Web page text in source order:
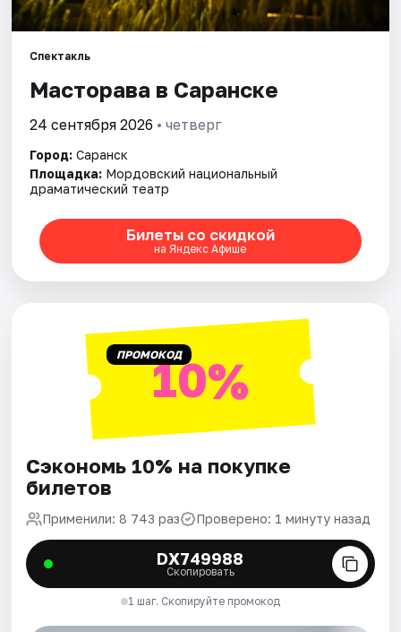
Площадки
Рейтинги
Спектакль
Масторава в Саранске
24 сентября 2026 • четверг
Город: Саранск
Площадка: Мордовский национальный
драматический театр
Билеты со скидкой
на Яндекс Афише
ПРОМОКОД10%
Сэкономь 10% на покупке
билетов
Применили: 8 743 раз Проверено: 1 минуту назад
DX749988
Скопировать
1 шаг. Скопируйте промокод